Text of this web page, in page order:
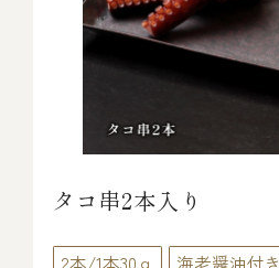
タコ串2本入り
2本/1本30ｇ 海老醤油付き